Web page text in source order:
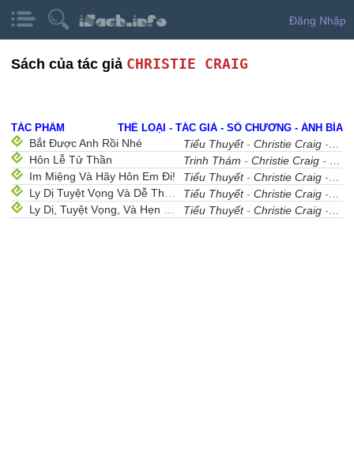
Đăng Nhập
Sách của tác giả CHRISTIE CRAIG
TÁC PHẨM THỂ LOẠI - TÁC GIẢ - SỐ CHƯƠNG - ẢNH BÌA
Bắt Được Anh Rồi Nhé Tiểu Thuyết-Christie Craig - 37
Hôn Lễ Tử Thần
Trinh Thám -Christie Craig - 33
Im Miệng Và Hãy Hôn Em Đi!
Tiểu Thuyết-Christie Craig - 39
Ly Dị Tuyệt Vọng Và Dễ Thương
Tiểu Thuyết-Christie Craig - 31
Ly Dị, Tuyệt Vọng, Và Hẹn Hò
Tiểu Thuyết-Christie Craig - 37